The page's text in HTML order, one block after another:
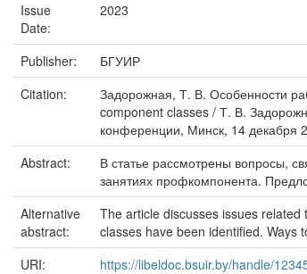
Issue
Date:
2023
Publisher:
БГУИР
Citation:
Задорожная, Т. В. Особенности
component classes / Т. В.
конференции, Минск, 14 декабря
Abstract:
В статье рассмотрены вопросы,
занятиях профкомпонента.
Alternative
abstract:
The article discusses issues
classes have been identified. Ways
URI:
https://libeldoc.bsuir.by/handle/